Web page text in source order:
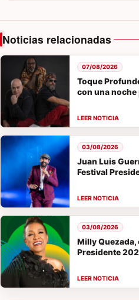
Noticias relacionadas
Toque
con una
07/08/2026
Juan Luis
Festival
03/08/2026
Milly
Presidente
03/08/2026